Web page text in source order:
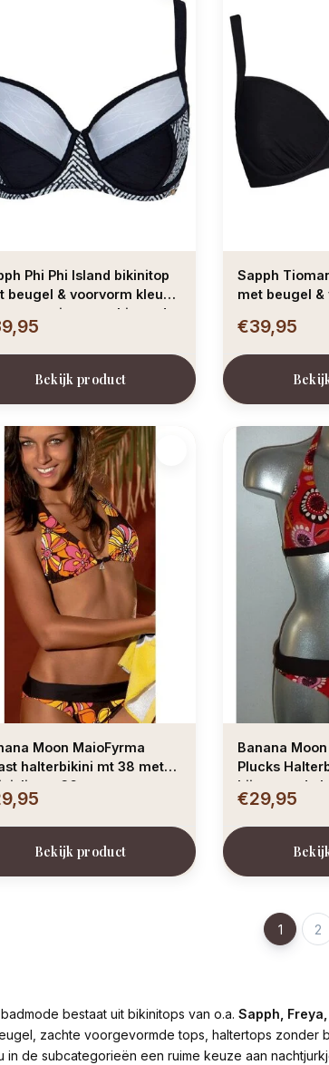
bikinitop
beugel & voorvorm kleur
met wit gecombineerd
Bekijk product
Sapph
met beugel &
€39,95
Moon MaioFyrma
halterbikini mt 38 met
mt 36
Bekijk product
Banana
Plucks
bijpassende
€29,95
1 2
bestaat uit bikinitops van o.a. Sapph,
zachte voorgevormde tops, haltertops zonder
in de subcategorieën een ruime keuze aan